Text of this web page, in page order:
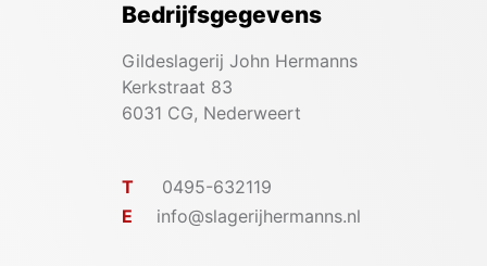
Bedrijfsgegevens
Gildeslagerij John Hermanns
Kerkstraat 83
6031 CG, Nederweert
T
0495-632119
E
info@slagerijhermanns.nl